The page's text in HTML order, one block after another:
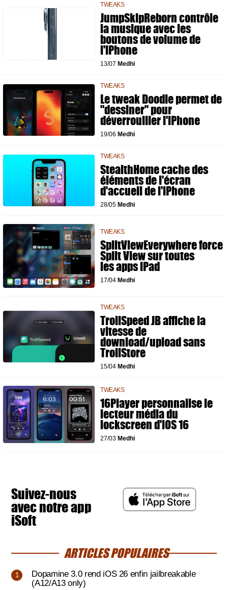
TWEAKS
JumpSkipReborn contrôle
la musique avec les
boutons de volume de
l'iPhone
13/07 Medhi
TWEAKS
Le tweak Doodle permet de
"dessiner" pour
déverrouiller l'iPhone
19/06 Medhi
TWEAKS
StealthHome cache des
éléments de l'écran
d'accueil de l'iPhone
28/05 Medhi
TWEAKS
SplitViewEverywhere force
Split View sur toutes
les apps iPad
17/04 Medhi
TWEAKS
TrollSpeed JB affiche la
vitesse de
download/upload sans
TrollStore
15/04 Medhi
TWEAKS
16Player personnalise le
lecteur média du
lockscreen d'iOS 16
27/03 Medhi
Suivez-nous
avec notre app
iSoft
ARTICLES POPULAIRES
Dopamine 3.0 rend iOS 26 enfin jailbreakable
(A12/A13 only)